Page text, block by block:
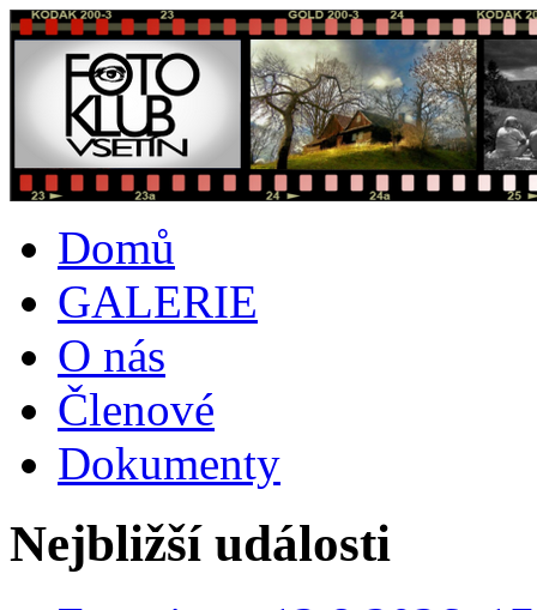
Domů
GALERIE
O nás
Členové
Dokumenty
Nejbližší události